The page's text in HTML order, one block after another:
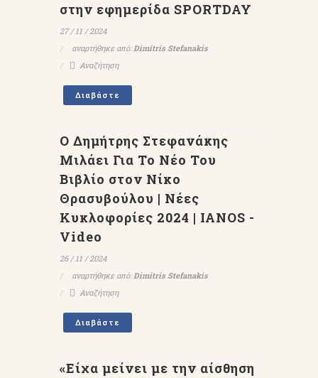
στην εφημερίδα SPORTDAY
27 / 11 / 2024
αναρτήθηκε από:Dimitris Stefanakis
Αναζήτηση
Διαβάστε
Ο Δημήτρης Στεφανάκης
Μιλάει Για Το Νέο Του
Βιβλίο στον Νίκο
Θρασυβούλου | Νέες
Κυκλοφορίες 2024 | IANOS -
Video
26 / 11 / 2024
αναρτήθηκε από:Dimitris Stefanakis
Αναζήτηση
Διαβάστε
«Είχα μείνει με την αίσθηση